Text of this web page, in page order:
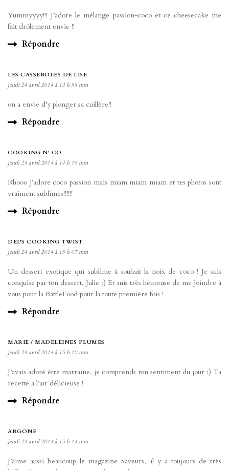
Yummyyyy!!! J’adore le mélange passion-coco et ce cheesecake me
fait drôlement envie !!
Répondre
LES CASSEROLES DE LISE
jeudi 24 avril 2014 à 13 h 58 min
on a envie d’y plonger sa cuillère!!
Répondre
COOKING N' CO
jeudi 24 avril 2014 à 14 h 16 min
Rhooo j’adore coco passion mais miam miam miam et tes photos sont
vraiment sublimes!!!!!!
Répondre
DEL'S COOKING TWIST
jeudi 24 avril 2014 à 15 h 07 min
Un dessert exotique qui sublime à souhait la noix de coco ! Je suis
conquise par ton dessert, Julie :) Et suis très heureuse de me joindre à
vous pour la BattleFood pour la toute première fois !
Répondre
MARIE / MADELEINES PLUMES
jeudi 24 avril 2014 à 15 h 10 min
J’avais adoré être marraine, je comprends ton sentiment du jour :) Ta
recette a l’air délicieuse !
Répondre
ARGONE
jeudi 24 avril 2014 à 15 h 14 min
J’aime aussi beaucoup le magazine Saveurs, il y a toujours de très